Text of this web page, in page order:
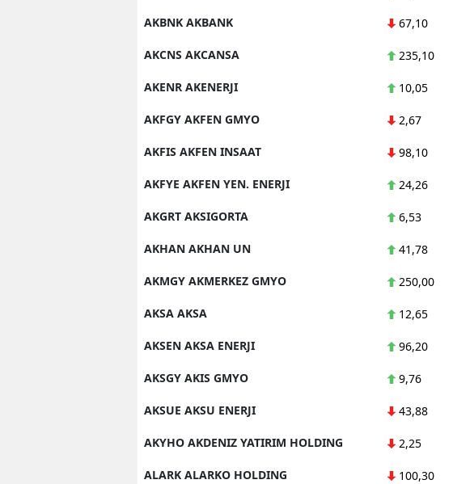
AKBNK AKBANK 67,10
AKCNS AKCANSA 235,10
AKENR AKENERJI 10,05
AKFGY AKFEN GMYO 2,67
AKFIS AKFEN INSAAT 98,10
AKFYE AKFEN YEN. ENERJI 24,26
AKGRT AKSIGORTA 6,53
AKHAN AKHAN UN 41,78
AKMGY AKMERKEZ GMYO 250,00
AKSA AKSA 12,65
AKSEN AKSA ENERJI 96,20
AKSGY AKIS GMYO 9,76
AKSUE AKSU ENERJI 43,88
AKYHO AKDENIZ YATIRIM HOLDING 2,25
ALARK ALARKO HOLDING 100,30